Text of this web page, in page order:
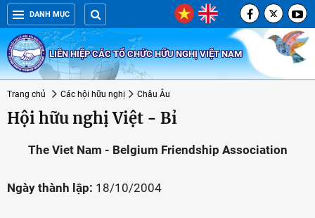
DANH MỤC
LIÊN HIỆP CÁC TỔ CHỨC HỮU NGHỊ VIỆT NAM
Trang chủ Các hội hữu nghị Châu Âu
Hội hữu nghị Việt - Bỉ
The Viet Nam - Belgium Friendship Association
Ngày thành lập: 18/10/2004